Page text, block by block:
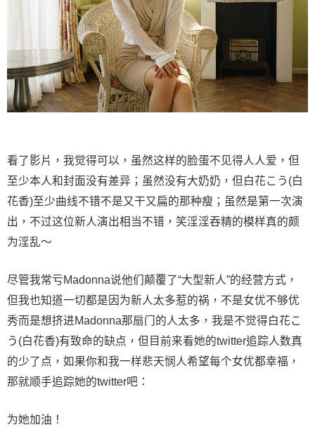
看了影片，我觉得可以，虽然这样的脸蛋不见得人人爱，但
至少本人和封面没有差异；虽然没有大奶奶，但白花こう(白
花香)至少曲线不错不是又干又扁的那种瘦；虽然是第一次演
出，不过这位新人演出相当不错，笑淫淫吞精的模样真的颇
为淫乱〜
尽管我常亏Madonna说他们颠覆了“大型新人”的经营方式，
但我也知道一切都是因为新人太多惹的祸，不是女优不够优
秀而是想挤进Madonna那扇门的人太多，我是不觉得白花こ
う(白花香)有致命的缺点，但目前来看她的twitter追踪人数真
的少了点，如果你和我一样悲天悯人希望每个女优都幸福，
那就顺手追踪她的twitter吧：
为她加油！